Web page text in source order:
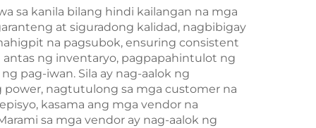
sa kanila bilang hindi kailangan na mga
at siguradong kalidad, nagbibigay
na pagsubok, ensuring consistent
ng inventaryo, pagpapahintulot ng
pag-iwan. Sila ay nag-aalok ng
nagtutulong sa mga customer na
kasama ang mga vendor na
sa mga vendor ay nag-aalok ng